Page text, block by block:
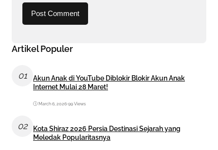
Artikel Populer
01
Akun Anak di YouTube Diblokir Blokir Akun Anak
Internet Mulai 28 Maret!
March 6, 2026•99 Views
02
Kota Shiraz 2026 Persia Destinasi Sejarah yang
Meledak Popularitasnya